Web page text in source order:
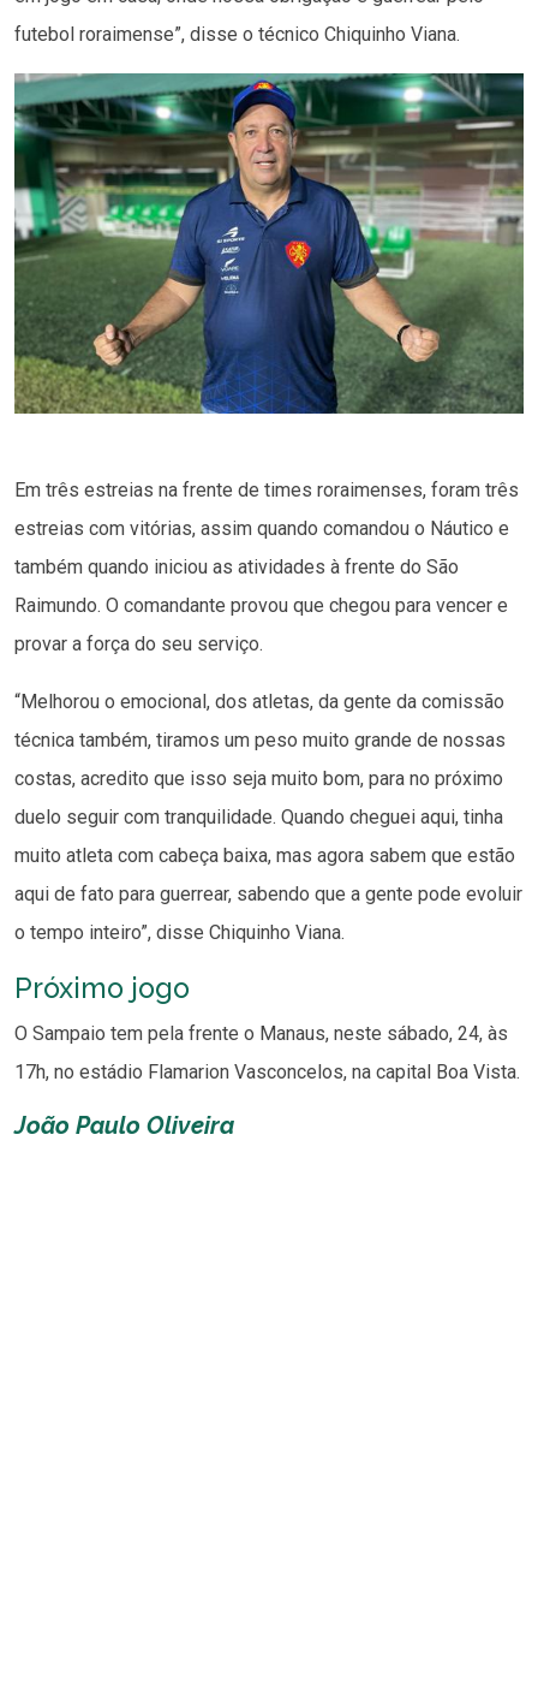
futebol roraimense”, disse o técnico Chiquinho Viana.
Em três estreias na frente de times roraimenses, foram três
estreias com vitórias, assim quando comandou o Náutico e
também quando iniciou as atividades à frente do São
Raimundo. O comandante provou que chegou para vencer e
provar a força do seu serviço.
“Melhorou o emocional, dos atletas, da gente da comissão
técnica também, tiramos um peso muito grande de nossas
costas, acredito que isso seja muito bom, para no próximo
duelo seguir com tranquilidade. Quando cheguei aqui, tinha
muito atleta com cabeça baixa, mas agora sabem que estão
aqui de fato para guerrear, sabendo que a gente pode evoluir
o tempo inteiro”, disse Chiquinho Viana.
Próximo jogo
O Sampaio tem pela frente o Manaus, neste sábado, 24, às
17h, no estádio Flamarion Vasconcelos, na capital Boa Vista.
João Paulo Oliveira